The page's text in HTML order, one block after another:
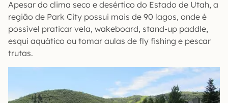
Apesar do clima seco e desértico do Estado de Utah, a
região de Park City possui mais de 90 lagos, onde é
possível praticar vela, wakeboard, stand-up paddle,
esqui aquático ou tomar aulas de fly fishing e pescar
trutas.